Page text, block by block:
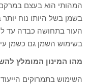
המהותי הוא בעצם
בשמן בשל היותו נוח
העור בתחושה כבדה עד
בשימוש השמן גם כשמן
מהו המינון המומלץ
השימוש בתמרוקים